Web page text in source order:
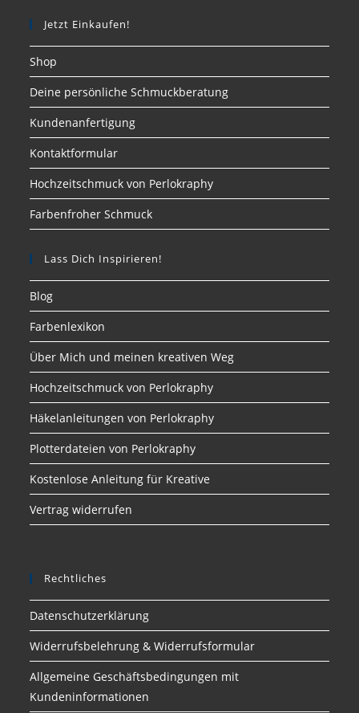
Jetzt Einkaufen!
Shop
Deine persönliche Schmuckberatung
Kundenanfertigung
Kontaktformular
Hochzeitschmuck von Perlokraphy
Farbenfroher Schmuck
Lass Dich Inspirieren!
Blog
Farbenlexikon
Über Mich und meinen kreativen Weg
Hochzeitschmuck von Perlokraphy
Häkelanleitungen von Perlokraphy
Plotterdateien von Perlokraphy
Kostenlose Anleitung für Kreative
Vertrag widerrufen
Rechtliches
Datenschutzerklärung
Widerrufsbelehrung & Widerrufsformular
Allgemeine Geschäftsbedingungen mit
Kundeninformationen